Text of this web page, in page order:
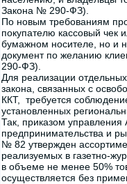
Закона № 290-ФЗ).
По новым требованиям
покупателю кассовый чек
бумажном носителе, но и
документ по желанию
290-ФЗ).
Для реализации
закона, связанных с
ККТ, требуется
установленных
Так, приказом управления
предпринимательства и
№ 82 утвержден
реализуемых в газетно-
в объеме не менее 50%
осуществляется без